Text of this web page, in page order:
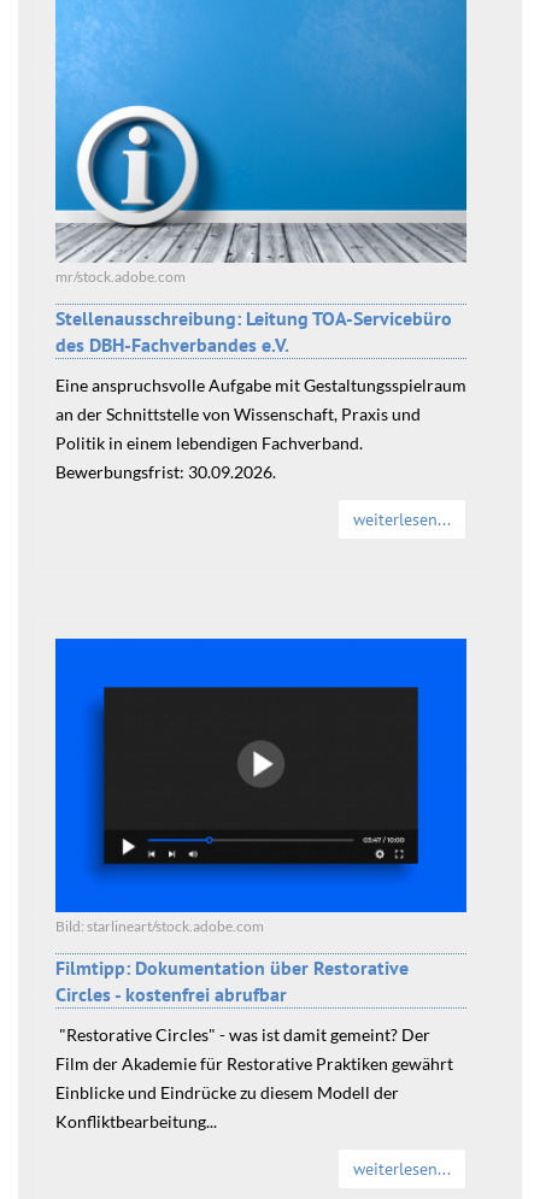
mr/stock.adobe.com
Stellenausschreibung: Leitung TOA-Servicebüro
des DBH-Fachverbandes e.V.
Eine anspruchsvolle Aufgabe mit Gestaltungsspielraum
an der Schnittstelle von Wissenschaft, Praxis und
Politik in einem lebendigen Fachverband.
Bewerbungsfrist: 30.09.2026.
weiterlesen...
Bild: starlineart/stock.adobe.com
Filmtipp: Dokumentation über Restorative
Circles - kostenfrei abrufbar
"Restorative Circles" - was ist damit gemeint? Der
Film der Akademie für Restorative Praktiken gewährt
Einblicke und Eindrücke zu diesem Modell der
Konfliktbearbeitung...
weiterlesen...